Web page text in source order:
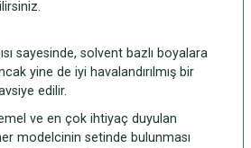
sayesinde, solvent bazlı boyalara
yine de iyi havalandırılmış bir
edilir.
ve en çok ihtiyaç duyulan
modelcinin setinde bulunması